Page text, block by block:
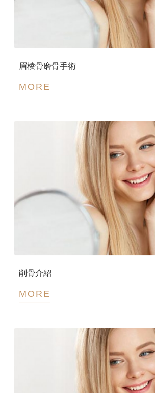
眉棱骨磨骨手術
MORE
削骨介紹
MORE